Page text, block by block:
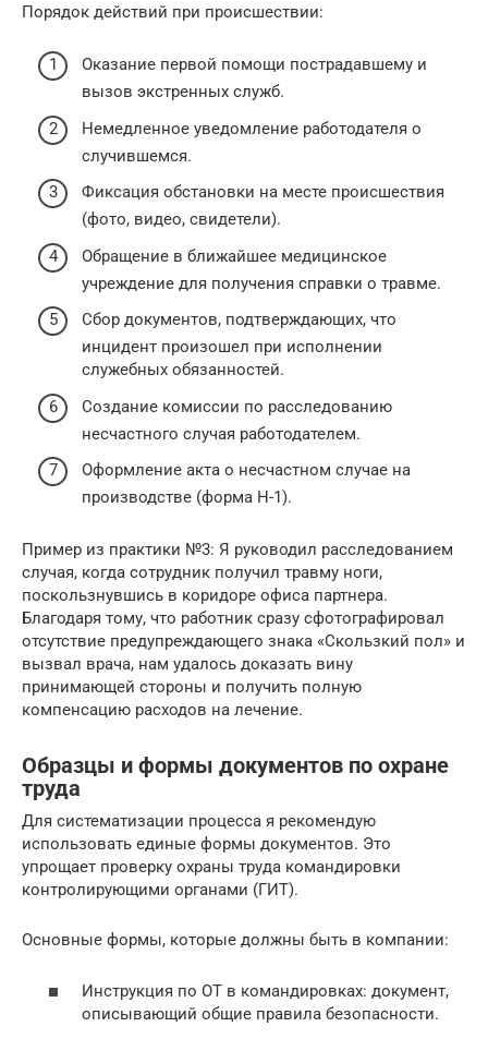
Порядок действий при происшествии:
Оказание первой помощи пострадавшему и
вызов экстренных служб.
Немедленное уведомление работодателя о
случившемся.
Фиксация обстановки на месте происшествия
(фото, видео, свидетели).
Обращение в ближайшее медицинское
учреждение для получения справки о травме.
Сбор документов, подтверждающих, что
инцидент произошел при исполнении
служебных обязанностей.
Создание комиссии по расследованию
несчастного случая работодателем.
Оформление акта о несчастном случае на
производстве (форма Н-1).
Пример из практики №3: Я руководил расследованием
случая, когда сотрудник получил травму ноги,
поскользнувшись в коридоре офиса партнера.
Благодаря тому, что работник сразу сфотографировал
отсутствие предупреждающего знака «Скользкий пол» и
вызвал врача, нам удалось доказать вину
принимающей стороны и получить полную
компенсацию расходов на лечение.
Образцы и формы документов по охране
труда
Для систематизации процесса я рекомендую
использовать единые формы документов. Это
упрощает проверку охраны труда командировки
контролирующими органами (ГИТ).
Основные формы, которые должны быть в компании:
Инструкция по ОТ в командировках: документ,
описывающий общие правила безопасности.